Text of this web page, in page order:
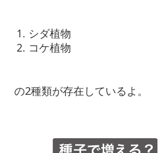
シダ植物
コケ植物
の2種類が存在しているよ。